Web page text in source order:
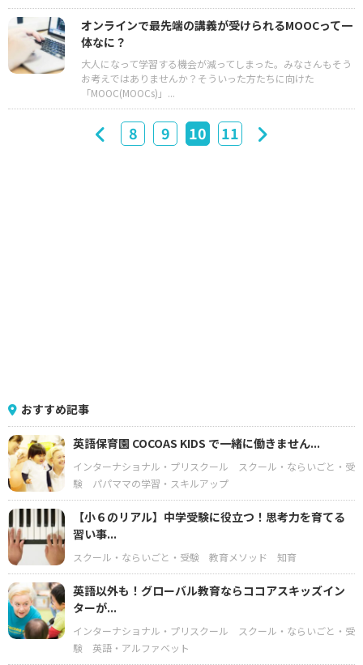
オンラインで最先端の講義が受けられるMOOCって一
体なに？
大人になって学習する機会が減ってしまった。みなさんもそう
お考えではありませんか？そういった方たちに向けた
「MOOC(MOOCs)」...
8 9 10 11
おすすめ記事
英語保育園 COCOAS KIDS で一緒に働きません...
インターナショナル・プリスクール
スクール・ならいごと・受
験
パパママの学習・スキルアップ
【小６のリアル】中学受験に役立つ！思考力を育てる
習い事...
スクール・ならいごと・受験 教育メソッド 知育
英語以外も！グローバル教育ならココアスキッズイン
ターが...
インターナショナル・プリスクール
スクール・ならいごと・受
験
英語・アルファベット